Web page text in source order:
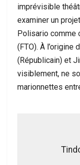
imprévisible
examiner un
Polisario comme
(FTO). À
(Républicain) et
visiblement, ne
marionnettes